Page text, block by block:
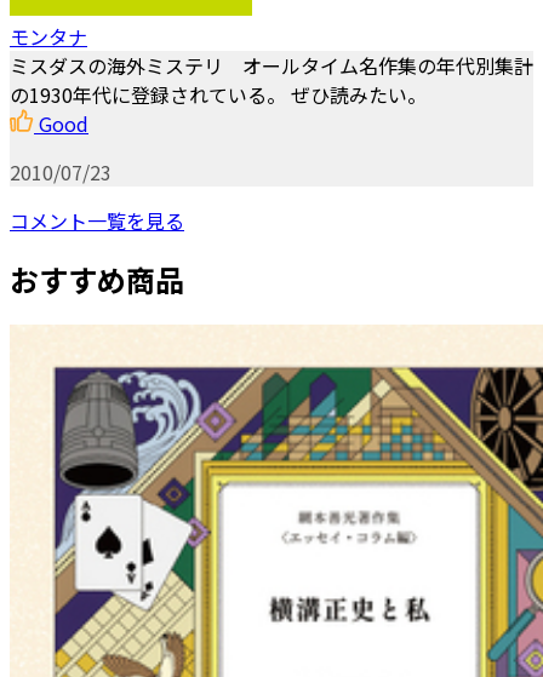
モンタナ
ミスダスの海外ミステリ オールタイム名作集の年代別集計
の1930年代に登録されている。 ぜひ読みたい。
Good
2010/07/23
コメント一覧を見る
おすすめ商品